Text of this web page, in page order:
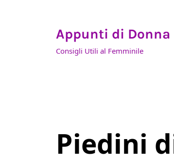
Appunti di Donna
Consigli Utili al Femminile
Piedini